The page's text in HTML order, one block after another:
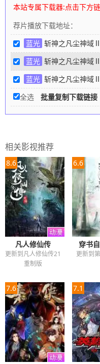
本站专属下载器:点击下方
荐片播放下载地址：
蓝光 斩神之凡尘神域Ⅱ
蓝光 斩神之凡尘神域Ⅱ
蓝光 斩神之凡尘神域Ⅱ
全选
批量复制下载链接
相关影视推荐
8.6
凡人修仙传
更新到凡人修仙传21
重制版
6.6
穿书
更新到
7.6 7.1